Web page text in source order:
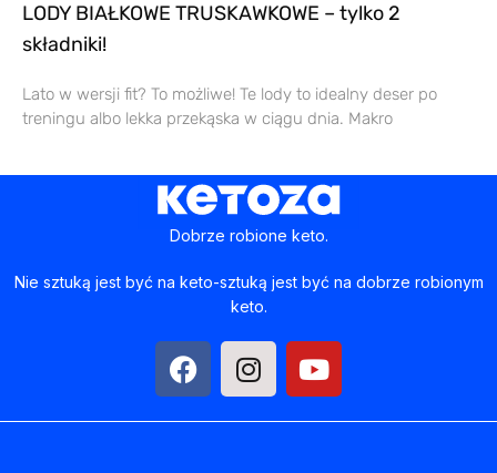
LODY BIAŁKOWE TRUSKAWKOWE – tylko 2
składniki!
Lato w wersji fit? To możliwe! Te lody to idealny deser po
treningu albo lekka przekąska w ciągu dnia. Makro
Dobrze robione keto.
Nie sztuką jest być na keto-sztuką jest być na dobrze robionym
keto.